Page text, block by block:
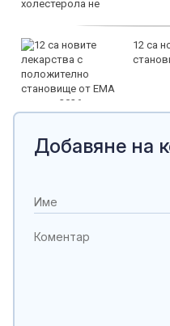
12 са
Добавяне на